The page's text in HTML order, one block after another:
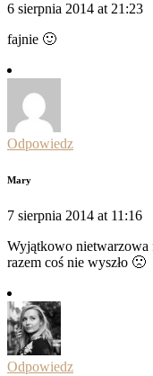
6 sierpnia 2014 at 21:23
fajnie 🙂
Odpowiedz
Mary
7 sierpnia 2014 at 11:16
Wyjątkowo nietwarzowa
razem coś nie wyszło 🙁
Odpowiedz